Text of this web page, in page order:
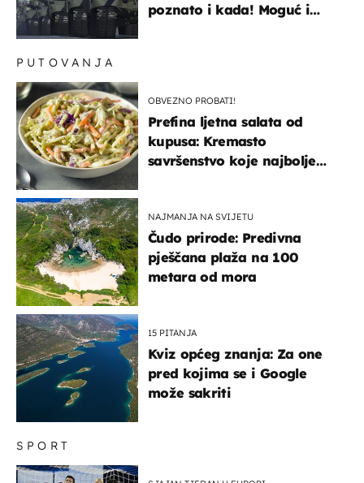
poznato i kada! Moguć i
SPORT
PUTOVANJA
OBVEZNO PROBATI!
Prefina ljetna salata od
kupusa: Kremasto
savršenstvo koje najbolje
NAJMANJA NA SVIJETU
Čudo prirode: Predivna
pješčana plaža na 100
metara od mora
15 PITANJA
Kviz općeg znanja: Za one
pred kojima se i Google
može sakriti